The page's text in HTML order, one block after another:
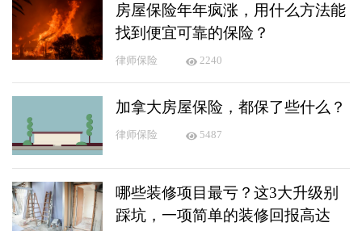
房屋保险年年疯涨，用什么方法能
找到便宜可靠的保险？
律师保险 2240
加拿大房屋保险，都保了些什么？
律师保险 5487
哪些装修项目最亏？这3大升级别
踩坑，一项简单的装修回报高达